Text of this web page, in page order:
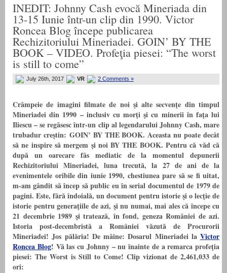
INEDIT: Johnny Cash evocă Mineriada din
13-15 Iunie într-un clip din 1990. Victor
Roncea Blog începe publicarea
Rechizitoriului Mineriadei. GOIN’ BY THE
BOOK – VIDEO. Profeţia piesei: “The worst
is still to come”
July 26th, 2017 VR 2 Comments »
Crâmpeie de imagini filmate de noi şi alte secvenţe din timpul
Mineriadei din 1990 – inclusiv cu morţi şi cu minerii în faţa lui
Iliescu – se regăsesc într-un clip al legendarului Johnny Cash, mare
trubadur creştin: GOIN’ BY THE BOOK. Aceasta nu poate decât
să ne inspire să mergem şi noi BY THE BOOK. Pentru că văd că
după un oarecare fâs mediatic de la momentul depunerii
Rechizitoriului Mineriadei, luna trecută, la 27 de ani de la
evenimentele oribile din iunie 1990, chestiunea pare să se fi uitat,
m-am gândit să încep să public eu în serial documentul de 1979 de
pagini. Este, fără îndoială, un document pentru istorie şi o lecţie de
istorie pentru generaţiile de azi, şi nu numai, mai ales că începe cu
21 decembrie 1989 şi tratează, în fond, geneza României de azi.
Istoria post-decembristă a României văzută de Procurorii
Mineriadei! Jos pălăria! De mâine: Dosarul Mineriadei la Victor
Roncea Blog! Vă las cu Johnny – nu înainte de a remarca profeţia
piesei: The Worst is Still to Come! Clip vizionat de 2,461,033 de
ori: